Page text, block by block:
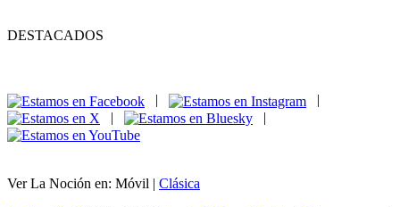
DESTACADOS
|
|
Ver La Noción en: Móvil | Clásica